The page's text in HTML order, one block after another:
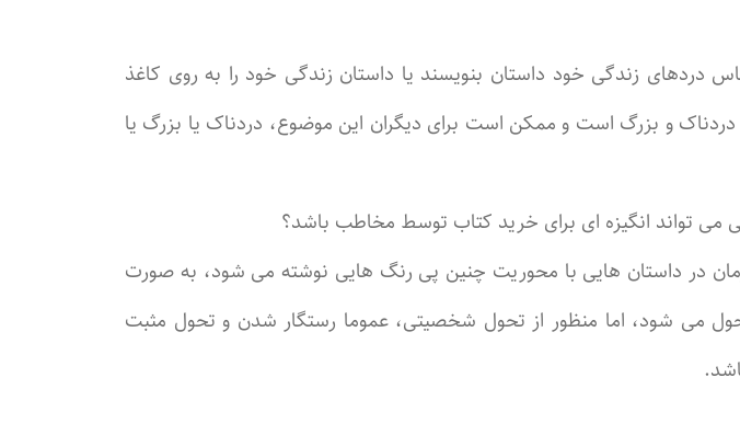
دردهای زندگی خود داستان بنویسند یا داستان زندگی خود را به روی کاغذ
دردناک و بزرگ است و ممکن است برای دیگران این موضوع، دردناک یا بزرگ یا
می تواند انگیزه ای برای خرید کتاب توسط مخاطب باشد؟
در داستان هایی با محوریت چنین پی رنگ هایی نوشته می شود، به صورت
می شود، اما منظور از تحول شخصیتی، عموما رستگار شدن و تحول مثبت